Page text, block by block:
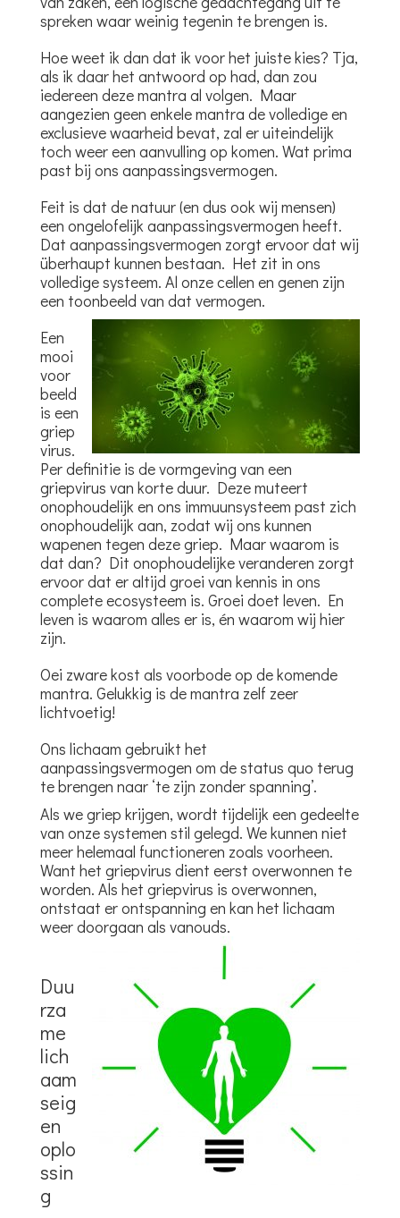
spreken waar weinig tegenin te brengen is.
Hoe weet ik dan dat ik voor het juiste kies? Tja,
als ik daar het antwoord op had, dan zou
iedereen deze mantra al volgen. Maar
aangezien geen enkele mantra de volledige en
exclusieve waarheid bevat, zal er uiteindelijk
toch weer een aanvulling op komen. Wat prima
past bij ons aanpassingsvermogen.
Feit is dat de natuur (en dus ook wij mensen)
een ongelofelijk aanpassingsvermogen heeft.
Dat aanpassingsvermogen zorgt ervoor dat wij
überhaupt kunnen bestaan. Het zit in ons
volledige systeem. Al onze cellen en genen zijn
een toonbeeld van dat vermogen.
Een
mooi
voor
beeld
is een
griep
virus.
Per definitie is de vormgeving van een
griepvirus van korte duur. Deze muteert
onophoudelijk en ons immuunsysteem past zich
onophoudelijk aan, zodat wij ons kunnen
wapenen tegen deze griep. Maar waarom is
dat dan? Dit onophoudelijke veranderen zorgt
ervoor dat er altijd groei van kennis in ons
complete ecosysteem is. Groei doet leven. En
leven is waarom alles er is, én waarom wij hier
zijn.
Oei zware kost als voorbode op de komende
mantra. Gelukkig is de mantra zelf zeer
lichtvoetig!
Ons lichaam gebruikt het
aanpassingsvermogen om de status quo terug
te brengen naar ‘te zijn zonder spanning’.
Als we griep krijgen, wordt tijdelijk een gedeelte
van onze systemen stil gelegd. We kunnen niet
meer helemaal functioneren zoals voorheen.
Want het griepvirus dient eerst overwonnen te
worden. Als het griepvirus is overwonnen,
ontstaat er ontspanning en kan het lichaam
weer doorgaan als vanouds.
Duu
rza
me
lich
aam
seig
en
oplo
ssin
g